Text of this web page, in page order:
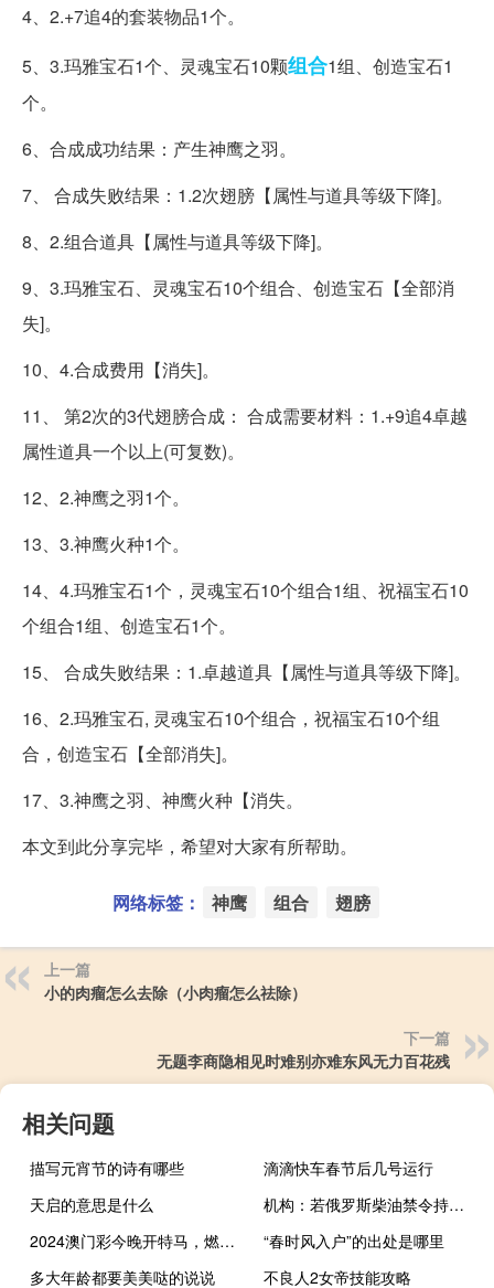
4、2.+7追4的套装物品1个。
5、3.玛雅宝石1个、灵魂宝石10颗组合1组、创造宝石1
个。
6、合成成功结果：产生神鹰之羽。
7、 合成失败结果：1.2次翅膀【属性与道具等级下降]。
8、2.组合道具【属性与道具等级下降]。
9、3.玛雅宝石、灵魂宝石10个组合、创造宝石【全部消
失]。
10、4.合成费用【消失]。
11、 第2次的3代翅膀合成： 合成需要材料：1.+9追4卓越
属性道具一个以上(可复数)。
12、2.神鹰之羽1个。
13、3.神鹰火种1个。
14、4.玛雅宝石1个，灵魂宝石10个组合1组、祝福宝石10
个组合1组、创造宝石1个。
15、 合成失败结果：1.卓越道具【属性与道具等级下降]。
16、2.玛雅宝石, 灵魂宝石10个组合，祝福宝石10个组
合，创造宝石【全部消失]。
17、3.神鹰之羽、神鹰火种【消失。
本文到此分享完毕，希望对大家有所帮助。
网络标签： 神鹰 组合 翅膀
上一篇
小的肉瘤怎么去除（小肉瘤怎么祛除）
下一篇
无题李商隐相见时难别亦难东风无力百花残
相关问题
描写元宵节的诗有哪些
滴滴快车春节后几号运行
天启的意思是什么
机构：若俄罗斯柴油禁令持续下去将威胁全球市场
2024澳门彩今晚开特马，燃烧精选答案落实_应用版884.45
“春时风入户”的出处是哪里
多大年龄都要美美哒的说说
不良人2女帝技能攻略